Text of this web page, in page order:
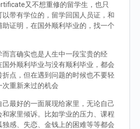
又不想重修的留学生，也只
带有学位的，留学回国人员证，和
助证明，在国外顺利毕业的，找一个
而言确实也是人生中一段宝贵的经
国外顺利毕业与没有顺利毕业，都会
点，但在遇到问题的时候也不要轻
重新来过的机会
己最好的一面展现给家里，无论自己
和家里倾诉。比如学业的压力、课程
感、失恋、金钱上的困难等等都会